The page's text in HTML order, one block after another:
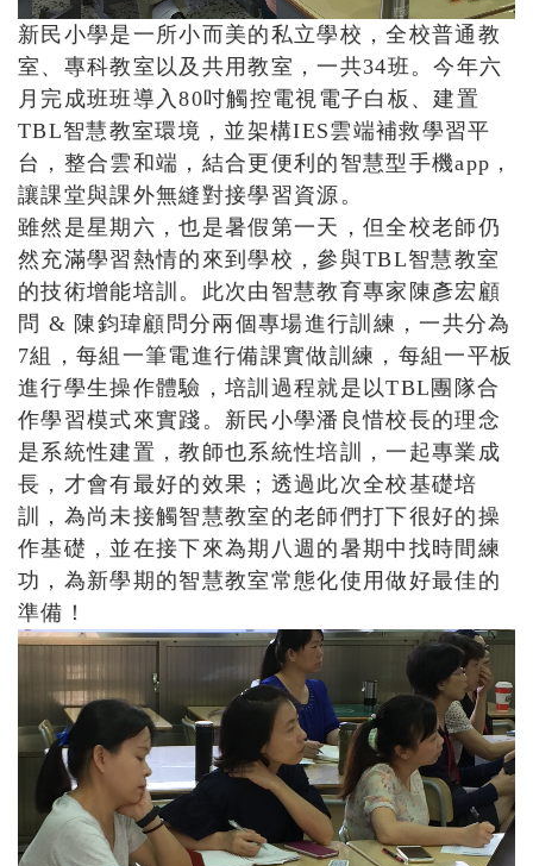
新民小學是一所小而美的私立學校，全校普通教
室、專科教室以及共用教室，一共34班。今年六
月完成班班導入80吋觸控電視電子白板、建置
TBL智慧教室環境，並架構IES雲端補救學習平
台，整合雲和端，結合更便利的智慧型手機app，
讓課堂與課外無縫對接學習資源。
雖然是星期六，也是暑假第一天，但全校老師仍
然充滿學習熱情的來到學校，參與TBL智慧教室
的技術增能培訓。此次由智慧教育專家陳彥宏顧
問 & 陳鈞瑋顧問分兩個專場進行訓練，一共分為
7組，每組一筆電進行備課實做訓練，每組一平板
進行學生操作體驗，培訓過程就是以TBL團隊合
作學習模式來實踐。新民小學潘良惜校長的理念
是系統性建置，教師也系統性培訓，一起專業成
長，才會有最好的效果；透過此次全校基礎培
訓，為尚未接觸智慧教室的老師們打下很好的操
作基礎，並在接下來為期八週的暑期中找時間練
功，為新學期的智慧教室常態化使用做好最佳的
準備！